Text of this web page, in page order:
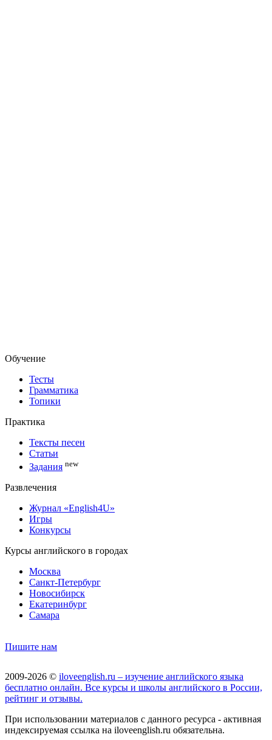
Обучение
Тесты
Грамматика
Топики
Практика
Тексты песен
Статьи
Задания new
Развлечения
Журнал «English4U»
Игры
Конкурсы
Курсы английского в городах
Москва
Санкт-Петербург
Новосибирск
Екатеринбург
Самара
Пишите нам
2009-2026 © iloveenglish.ru – изучение английского языка
бесплатно онлайн. Все курсы и школы английского в России,
рейтинг и отзывы.
При использовании материалов с данного ресурса - активная
индексируемая ссылка на iloveenglish.ru обязательна.